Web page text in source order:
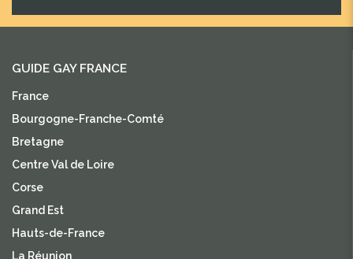
GUIDE GAY FRANCE
France
Bourgogne-Franche-Comté
Bretagne
Centre Val de Loire
Corse
Grand Est
Hauts-de-France
La Réunion